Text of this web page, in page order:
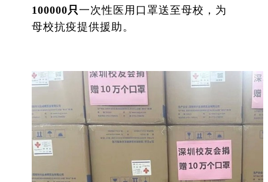
100000只一次性医用口罩送至母校，为
母校抗疫提供援助。